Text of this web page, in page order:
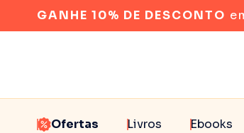
GANHE 10% DE DESCONTO
Ofertas Livros Ebooks